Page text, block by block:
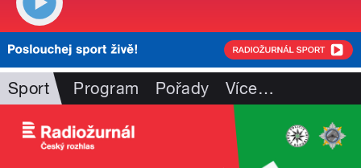
Sport Program Pořady Více…